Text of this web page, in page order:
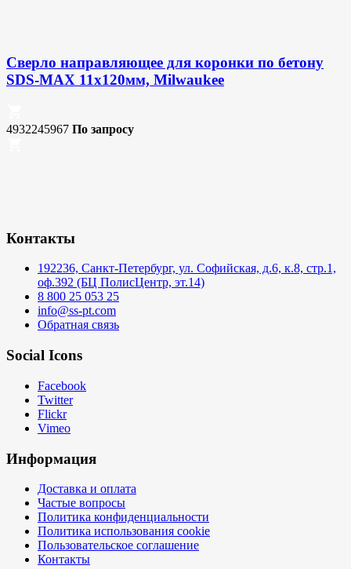
Сверло направляющее для коронки по бетону
SDS-MAX 11х120мм, Milwaukee
4932245967 По запросу
Контакты
192236, Санкт-Петербург, ул. Софийская, д.6, к.8, стр.1,
оф.392 (БЦ ПолисЦентр, эт.14)
8 800 25 053 25
info@ss-pt.com
Обратная связь
Social Icons
Facebook
Twitter
Flickr
Vimeo
Информация
Доставка и оплата
Частые вопросы
Политика конфиденциальности
Политика использования cookie
Пользовательское соглашение
Контакты